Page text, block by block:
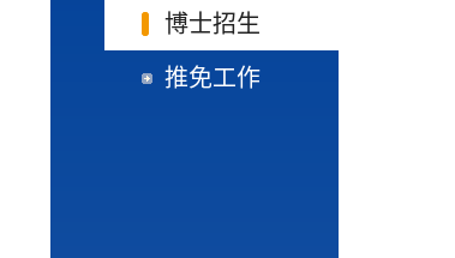
博士招生
推免工作